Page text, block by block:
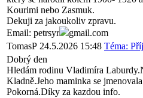
Kourimi nebo Zasmuk.
Dekuji za jakoukoliv zpravu.
Email: petrsyr
gmail.com
TomasP 24.5.2026 15:48 Téma:
Dobrý den
Hledám rodinu Vladimíra
Kladně.Jeho maminka se
Pokorná.Díky za kazdou info.